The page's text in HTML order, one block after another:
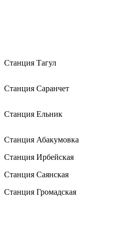
Станция Тагул
Станция Саранчет
Станция Ельник
Станция Абакумовка
Станция Ирбейская
Станция Саянская
Станция Громадская